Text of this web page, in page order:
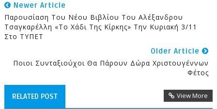
Newer Article
Παρουσίαση Του Νέου Βιβλίου Του Αλέξανδρου
Τσαγκαρέλλη «Το Χάδι Της Κίρκης» Την Κυριακή 3/11
Στο ΤΥΠΕΤ
Older Article
Ποιοι Συνταξιούχοι Θα Πάρουν Δώρα Χριστουγέννων
Φέτος
RELATED POST View More